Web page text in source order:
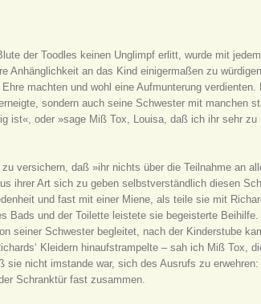
der Toodles keinen Unglimpf erlitt, wurde mit
Anhänglichkeit an das Kind einigermaßen zu
machten und wohl eine Aufmunterung
sondern auch seine Schwester mit
ist«, oder »sage Miß Tox, Louisa, daß ich ihr sehr
versichern, daß »ihr nichts über die Teilnahme an
ihrer Art sich zu geben selbstverständlich diesen
und fast mit einer Miene, als teile sie mit
Bads und der Toilette leistete sie begeisterte
seiner Schwester begleitet, nach der Kinderstube
Kleidern hinaufstrampelte – sah ich Miß Tox,
sie nicht imstande war, sich des Ausrufs zu
Schranktür fast zusammen.